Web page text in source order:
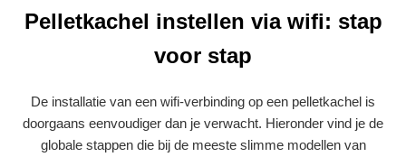
Pelletkachel instellen via wifi: stap
voor stap
De installatie van een wifi-verbinding op een pelletkachel is
doorgaans eenvoudiger dan je verwacht. Hieronder vind je de
globale stappen die bij de meeste slimme modellen van